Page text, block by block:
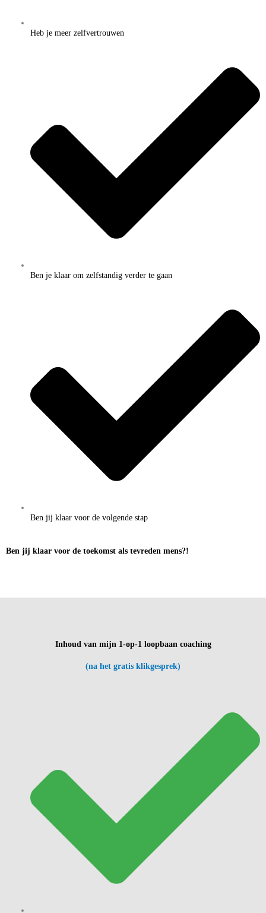
Heb je meer zelfvertrouwen
Ben je klaar om zelfstandig verder te gaan
Ben jij klaar voor de volgende stap
Ben jij klaar voor de toekomst als tevreden mens?!
Inhoud van mijn 1-op-1 loopbaan coaching
(na het gratis klikgesprek)